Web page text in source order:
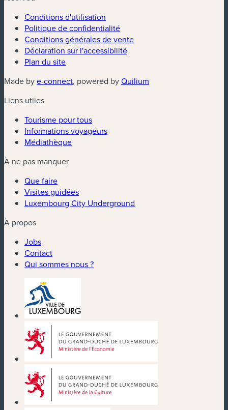
Conditions d'utilisation
Politique de confidentialité
Conditions générales de vente
Déclaration sur l'accessibilité
Plan du site
Made bye-connect(nouvelle fenêtre)
, powered byQuilium
Liens utiles
Tourisme pour tous
Informations voyageurs
Médiathèque
À ne pas manquer
Que faire
Visites guidées
Luxembourg City Underground
À propos
Jobs
Contact
Qui sommes nous ?